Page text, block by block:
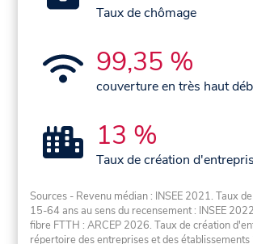
Taux de chômage
99,35 %
couverture en très haut
13 %
Taux de création
Sources - Revenu médian : INSEE 2021. Taux
15-64 ans au sens du recensement : INSEE
fibre FTTH : ARCEP 2026. Taux de création
répertoire des entreprises et des